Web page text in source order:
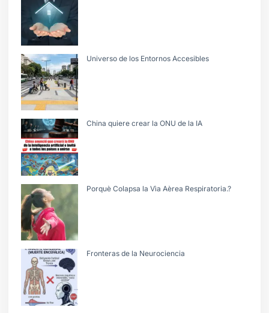
Universo de los Entornos Accesibles
China quiere crear la ONU de la IA
Porquè Colapsa la Vìa Aèrea Respiratoria.?
Fronteras de la Neurociencia